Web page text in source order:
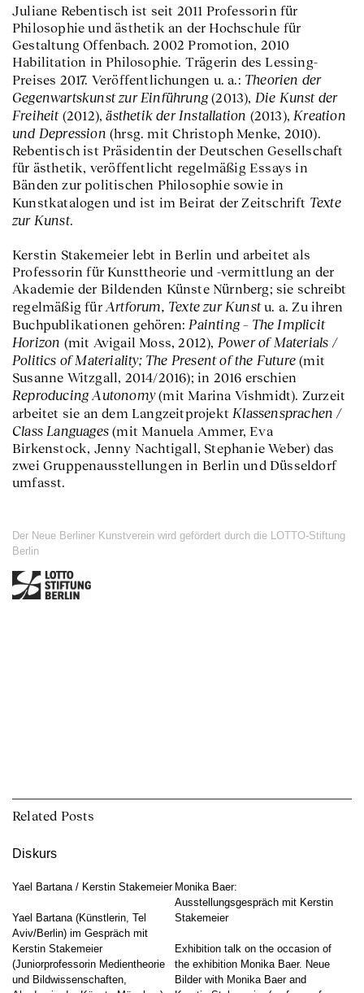
Juliane Rebentisch ist seit 2011 Professorin für
Philosophie und ästhetik an der Hochschule für
Gestaltung Offenbach. 2002 Promotion, 2010
Habilitation in Philosophie. Trägerin des Lessing-
Preises 2017. Veröffentlichungen u. a.: Theorien der
Gegenwartskunst zur Einführung(2013), Die Kunst der
Freiheit(2012),ästhetik der Installation (2013), Kreation
und Depression (hrsg. mit Christoph Menke, 2010).
Rebentisch ist Präsidentin der Deutschen Gesellschaft
für ästhetik, veröffentlicht regelmäßig Essays in
Bänden zur politischen Philosophie sowie in
Kunstkatalogen und ist im Beirat der Zeitschrift Texte
zur Kunst.
Kerstin Stakemeier lebt in Berlin und arbeitet als
Professorin für Kunsttheorie und -vermittlung an der
Akademie der Bildenden Künste Nürnberg; sie schreibt
regelmäßig für Artforum, Texte zur Kunstu. a. Zu ihren
Buchpublikationen gehören: Painting – The Implicit
Horizon (mit Avigail Moss, 2012), Power of Materials /
Politics of Materiality; The Present of the Future (mit
Susanne Witzgall, 2014/2016); in 2016 erschien
Reproducing Autonomy(mit Marina Vishmidt). Zurzeit
arbeitet sie an dem Langzeitprojekt Klassensprachen /
Class Languages (mit Manuela Ammer, Eva
Birkenstock, Jenny Nachtigall, Stephanie Weber) das
zwei Gruppenausstellungen in Berlin und Düsseldorf
umfasst.
Der Neue Berliner Kunstverein wird gefördert durch die LOTTO-Stiftung
Berlin
Related Posts
Diskurs
Yael Bartana / Kerstin Stakemeier
Yael Bartana (Künstlerin, Tel
Aviv/Berlin) im Gespräch mit
Kerstin Stakemeier
(Juniorprofessorin Medientheorie
und Bildwissenschaften,
Monika Baer:
Ausstellungsgespräch mit Kerstin
Stakemeier
Exhibition talk on the occasion of
the exhibition Monika Baer. Neue
Bilder with Monika Baer and